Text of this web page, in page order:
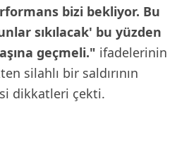
bizi bekliyor. Bu
sıkılacak' bu yüzden
geçmeli." ifadelerinin
silahlı bir saldırının
dikkatleri çekti.